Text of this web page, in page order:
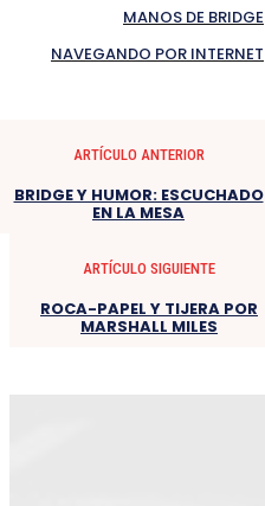
MANOS DE BRIDGE
NAVEGANDO POR INTERNET
ARTÍCULO ANTERIOR
BRIDGE Y HUMOR: ESCUCHADO
EN LA MESA
ARTÍCULO SIGUIENTE
ROCA-PAPEL Y TIJERA POR
MARSHALL MILES